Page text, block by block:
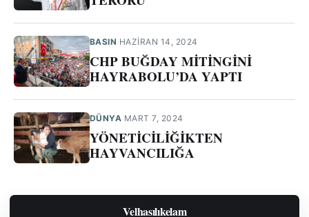
BASIN· HAZIRAN 14, 2024
CHP BUĞDAY MİTİNGİNİ
HAYRABOLU’DA YAPTI
DÜNYA· MART 7, 2024
YÖNETİCİLİĞİKTEN
HAYVANCILIĞA
Velhasılıkelam